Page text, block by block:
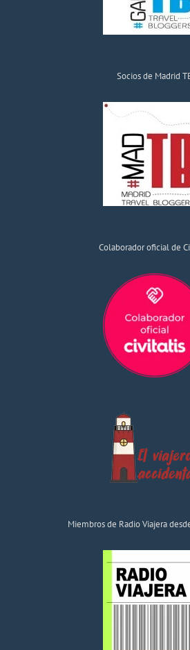
Socios de Madrid
Colaborador oficial de
Miembros de Radio Viajera